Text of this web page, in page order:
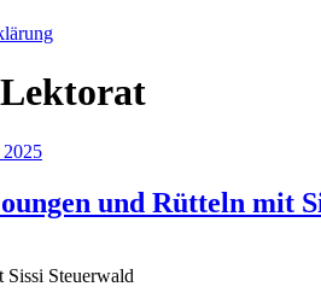
Lektorat
2025
und Rütteln mit
Steuerwald